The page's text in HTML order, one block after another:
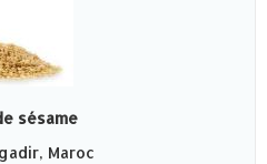
sésame
Maroc